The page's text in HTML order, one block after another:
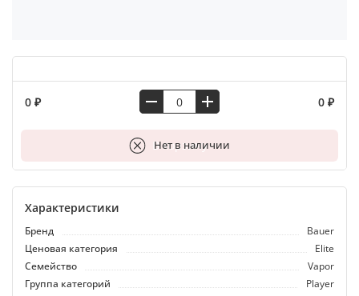
0 ₽ 0 ₽
Нет в наличии
В корзину
Характеристики
Бренд
Bauer
Ценовая категория
Elite
Семейство
Vapor
Группа категорий
Player